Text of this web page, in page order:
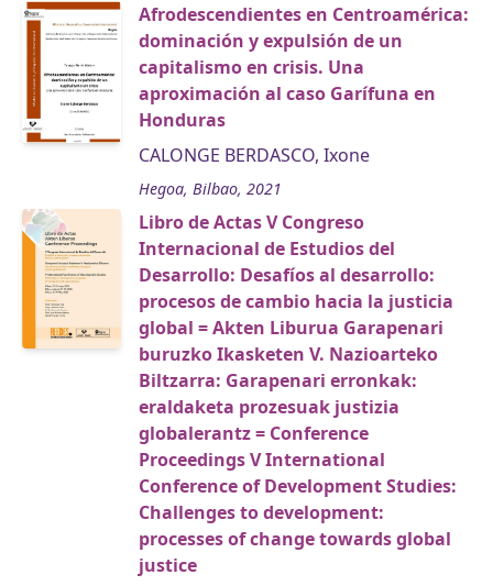
Afrodescendientes en Centroamérica:
dominación y expulsión de un
capitalismo en crisis. Una
aproximación al caso Garífuna en
Honduras
CALONGE BERDASCO, Ixone
Hegoa, Bilbao, 2021
Libro de Actas V Congreso
Internacional de Estudios del
Desarrollo: Desafíos al desarrollo:
procesos de cambio hacia la justicia
global = Akten Liburua Garapenari
buruzko Ikasketen V. Nazioarteko
Biltzarra: Garapenari erronkak:
eraldaketa prozesuak justizia
globalerantz = Conference
Proceedings V International
Conference of Development Studies:
Challenges to development:
processes of change towards global
justice